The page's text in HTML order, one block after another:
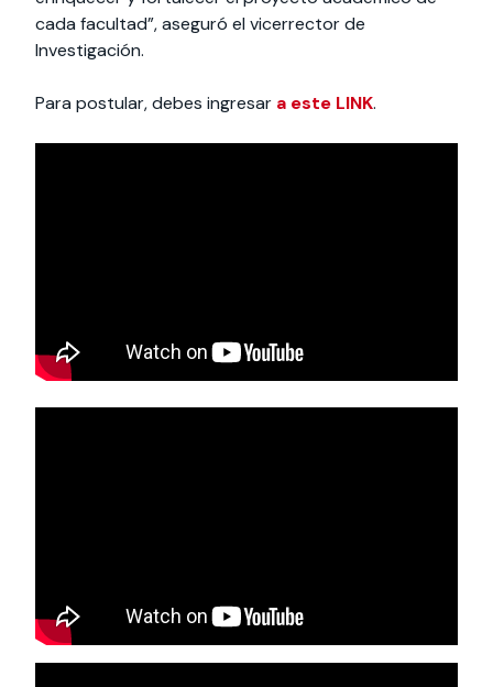
cada facultad”, aseguró el vicerrector de
Investigación.
Para postular, debes ingresar a este LINK.